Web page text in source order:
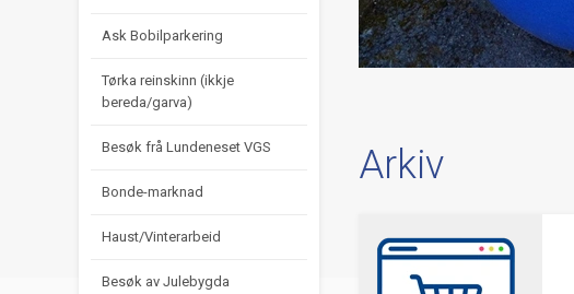
Ask Bobilparkering
Tørka reinskinn (ikkje
bereda/garva)
Besøk frå Lundeneset VGS
Bonde-marknad
Haust/Vinterarbeid
Besøk av Julebygda
Arkiv